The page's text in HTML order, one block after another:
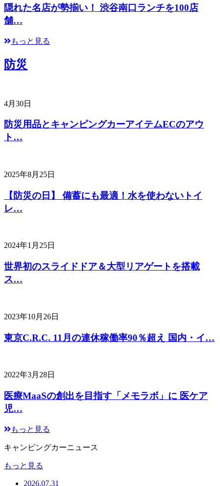
隠れた名店が勢揃い！ 渋谷南口ランチを100店
舗…
もっと見る
防災
4月30日
防災用品とキャンピングカーアイテムECのアウ
ト…
2025年8月25日
【防災の日】 備蓄にも最適！水を使わないトイ
レ…
2024年1月25日
世界初のスライドドア＆大型リアゲートを搭載
ス…
2023年10月26日
東京C.R.C. 11月の連休稼働率90％超え 国内・イ…
2022年3月28日
医療MaaSの創出を目指す「メモラボ」に 医ケア
児…
もっと見る
キャンピングカーニュース
もっと見る
2026.07.31